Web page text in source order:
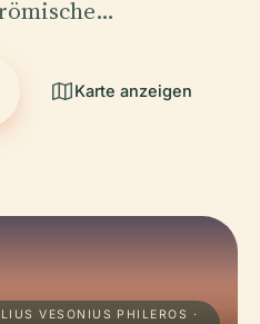
Karte anzeigen
VESONIUS PHILEROS ·